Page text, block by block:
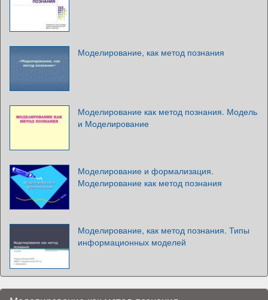
Моделирование, как метод познания
Моделирование как метод познания. Модель
и Моделирование
Моделирование и формализация.
Моделирование как метод познания
Моделирование, как метод познания. Типы
информационных моделей